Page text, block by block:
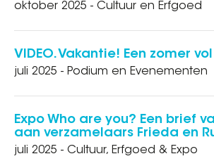
oktober 2025 - Cultuur en Erfgoed
VIDEO. Vakantie! Een zomer
juli 2025 - Podium en Evenementen
Expo Who are you? Een brief
aan verzamelaars Frieda en
juli 2025 - Cultuur, Erfgoed & Expo